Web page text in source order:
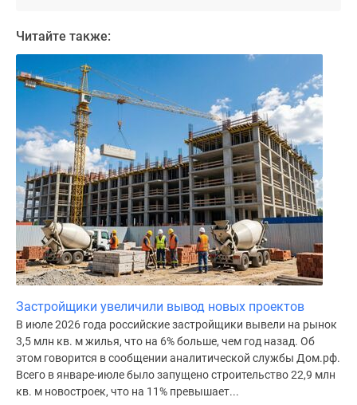
Коттеджные
поселки
Новой
Москве
Готовые
коттеджные
поселки
Строящиеся
коттеджные
поселки
Коттеджные
поселки
лесу
Коттеджные
поселки
Читайте также:
Застройщики увеличили вывод новых проектов
В июле 2026 года российские застройщики вывели на рынок
3,5 млн кв. м жилья, что на 6% больше, чем год назад. Об
этом говорится в сообщении аналитической службы Дом.рф.
Всего в январе-июле было запущено строительство 22,9 млн
кв. м новостроек, что на 11% превышает...